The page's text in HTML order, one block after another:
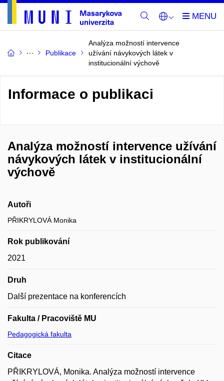
Publikace
Analýza možností intervence
užívání návykových látek v
institucionální výchově
Informace o publikaci
Analýza možností intervence užívání
návykových látek v institucionální
výchově
Autoři
PŘIKRYLOVÁ Monika
Rok publikování
2021
Druh
Další prezentace na konferencích
Fakulta / Pracoviště MU
Pedagogická fakulta
Citace
PŘIKRYLOVÁ, Monika. Analýza možností intervence